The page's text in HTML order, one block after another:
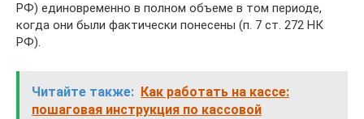
РФ) единовременно в полном объеме в том периоде,
когда они были фактически понесены (п. 7 ст. 272 НК
РФ).
Читайте также: Как работать на кассе:
пошаговая инструкция по кассовой